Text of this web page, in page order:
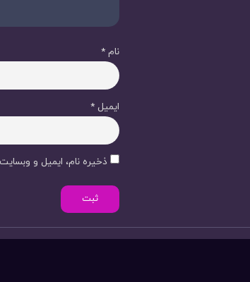
نام *
ایمیل *
ذخیره نام، ایمیل و